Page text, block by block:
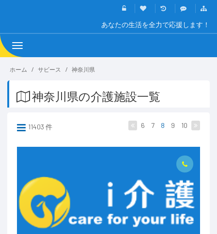
あなたの生活を全力で応援します！
Toggle
navigation
ホーム サビース 神奈川県
神奈川県の介護施設一覧
11403 件 6 7 8 9 10